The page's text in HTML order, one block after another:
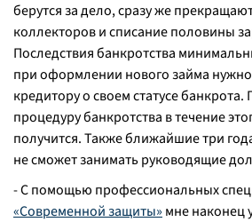
берутся за дело, сразу же
коллекторов и списание половины
Последствия банкротства
при оформлении нового займа
кредитору о своем статусе
процедуру банкротства в течение
получится. Также ближайшие три
не сможет занимать руководящие
- С помощью профессиональных
«Современной защиты» мне наконец